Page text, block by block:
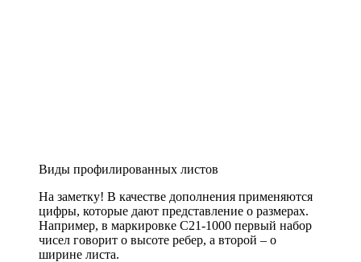
Виды профилированных листов
На заметку! В качестве дополнения применяются
цифры, которые дают представление о размерах.
Например, в маркировке С21-1000 первый набор
чисел говорит о высоте ребер, а второй – о
ширине листа.